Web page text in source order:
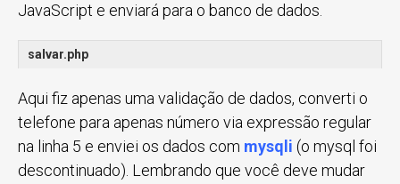
JavaScript e enviará para o banco de dados.
salvar.php
Aqui fiz apenas uma validação de dados, converti o
telefone para apenas número via expressão regular
na linha 5 e enviei os dados com mysqli (o mysql foi
descontinuado). Lembrando que você deve mudar